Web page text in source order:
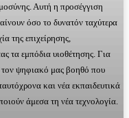
Αυτή η προσέγγιση
όσο το δυνατόν ταχύτερα
της επιχείρησης,
τα εμπόδια υιοθέτησης. Για
ψηφιακό μας βοηθό που
και νέα εκπαιδευτικά
άμεσα τη νέα τεχνολογία.